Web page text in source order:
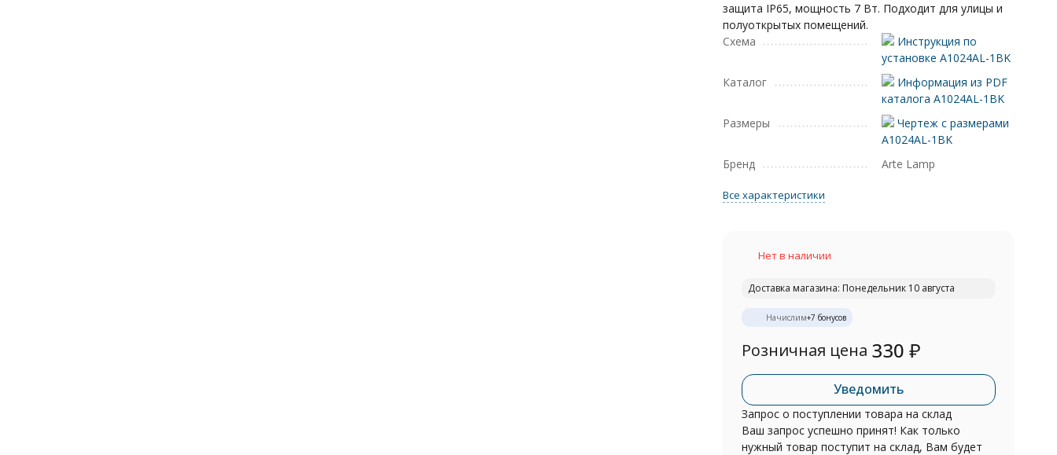
защита IP65, мощность 7 Вт. Подходит для улицы и
полуоткрытых помещений.
Схема
Инструкция по
установке A1024AL-1BK
Каталог
Информация из PDF
каталога A1024AL-1BK
Размеры
Чертеж с размерами
A1024AL-1BK
Бренд
Arte Lamp
Все характеристики
Нет в наличии
Доставка магазина: Понедельник 10 августа
Начислим+7 бонусов
Розничная цена 330₽
Уведомить
Запрос о поступлении товара на склад
Ваш запрос успешно принят! Как только
нужный товар поступит на склад, Вам будет